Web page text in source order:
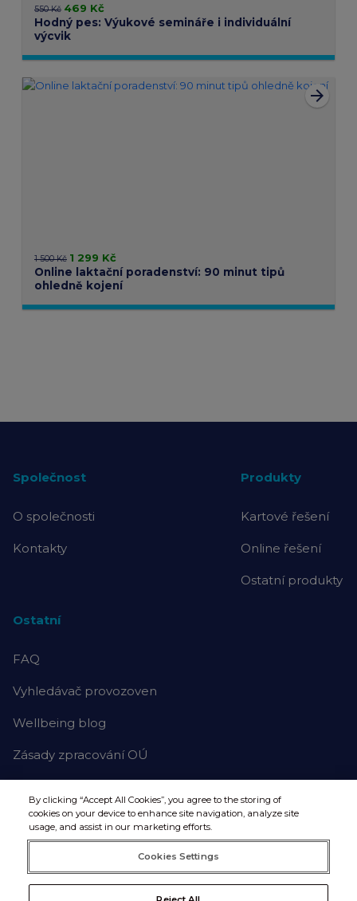
550 Kč 469 Kč
Hodný pes: Výukové semináře i individuální
výcvik
arrow_forward
1 500 Kč 1 299 Kč
Online laktační poradenství: 90 minut tipů
ohledně kojení
Společnost
O společnosti
Kontakty
Produkty
Kartové řešení
Online řešení
Ostatní produkty
Ostatní
FAQ
Vyhledávač provozoven
Wellbeing blog
Zásady zpracování OÚ
By clicking “Accept All Cookies”, you agree to the storing of
cookies on your device to enhance site navigation, analyze site
usage, and assist in our marketing efforts.
Cookies Settings